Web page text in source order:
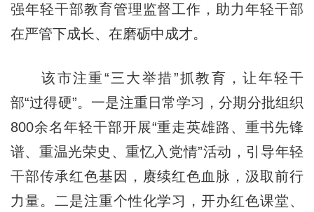
强年轻干部教育管理监督工作，助力年轻干部
在严管下成长、在磨砺中成才。
该市注重“三大举措”抓教育，让年轻干
部“过得硬”。一是注重日常学习，分期分批组织
800余名年轻干部开展“重走英雄路、重书先锋
谱、重温光荣史、重忆入党情”活动，引导年轻
干部传承红色基因，赓续红色血脉，汲取前行
力量。二是注重个性化学习，开办红色课堂、